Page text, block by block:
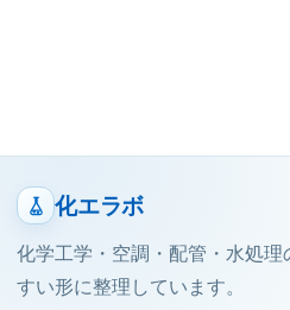
化エラボ
化学工学・空調・配管・水処
すい形に整理しています。